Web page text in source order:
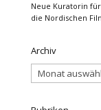
Neue Kuratorin
die Nordischen
Archiv
Archiv